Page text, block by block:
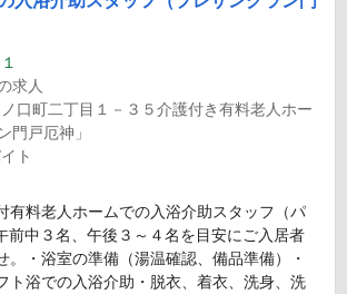
求人
口町二丁目１－３５介護付き有料老人ホー
門戸厄神」
ト
有料老人ホームでの入浴介助スタッフ（パ
中３名、午後３～４名を目安にご入居者
。・浴室の準備（湯温確認、備品準備）・
ト浴での入浴介助・脱衣、着衣、洗身、洗